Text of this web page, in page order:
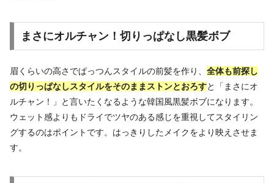
まさにオルチャン！切りっぱなし黒髪ボブ
眉くらいの高さでぱっつんスタイルの前髪を作り、 全体も前探し
の切りっぱなしスタイルをそのままストンとおろすと「まさにオ
ルチャン！」と言いたくなるような韓国風黒髪ボブになります。
ウェット感よりもドライでツヤのある感じを重視してスタイリン
グするのはポイントです。はっきりしたメイクをより映えさせま
す。